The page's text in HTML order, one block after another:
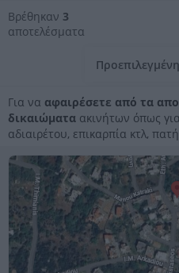
Βρέθηκαν 3
αποτελέσματα
Για να αφαιρέσετε από τα
δικαιώματα ακινήτων όπως
αδιαιρέτου, επικαρπία κτλ,